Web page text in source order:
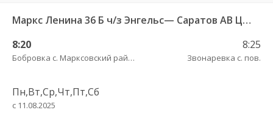
Маркс Ленина 36 Б ч/з Энгельс— Саратов АВ Центральный (ул им Пугачева 179 А)
8:20
Бобровка с. Марксовский район пов.
8:25
Звонаревка с. пов.
Пн,Вт,Ср,Чт,Пт,Сб
с 11.08.2025